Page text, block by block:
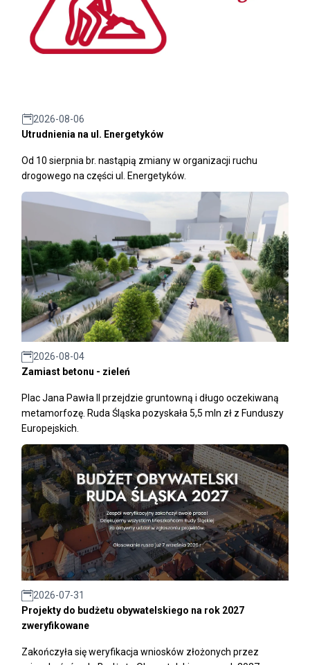
2026-08-06
Utrudnienia na ul. Energetyków
Od 10 sierpnia br. nastąpią zmiany w organizacji ruchu
drogowego na części ul. Energetyków.
2026-08-04
Zamiast betonu - zieleń
Plac Jana Pawła II przejdzie gruntowną i długo oczekiwaną
metamorfozę. Ruda Śląska pozyskała 5,5 mln zł z Funduszy
Europejskich.
2026-07-31
Projekty do budżetu obywatelskiego na rok 2027
zweryfikowane
Zakończyła się weryfikacja wniosków złożonych przez